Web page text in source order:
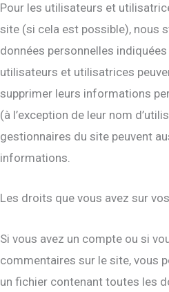
Pour les utilisateurs et
site (si cela est possible), nous
données personnelles
utilisateurs et utilisatrices
supprimer leurs informations
(à l’exception de leur nom
gestionnaires du site peuvent
informations.
Les droits que vous avez sur
Si vous avez un compte ou si
commentaires sur le site, vous
un fichier contenant toutes les